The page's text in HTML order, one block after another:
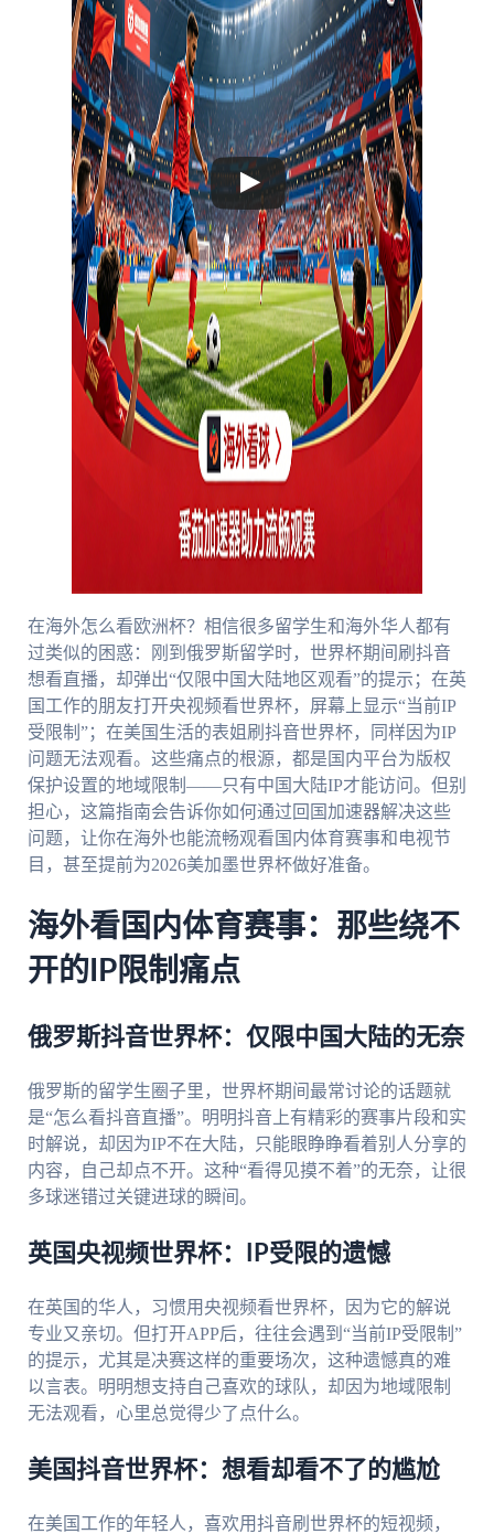
在海外怎么看欧洲杯？相信很多留学生和海外华人都有
过类似的困惑：刚到俄罗斯留学时，世界杯期间刷抖音
想看直播，却弹出“仅限中国大陆地区观看”的提示；在英
国工作的朋友打开央视频看世界杯，屏幕上显示“当前IP
受限制”；在美国生活的表姐刷抖音世界杯，同样因为IP
问题无法观看。这些痛点的根源，都是国内平台为版权
保护设置的地域限制——只有中国大陆IP才能访问。但别
担心，这篇指南会告诉你如何通过回国加速器解决这些
问题，让你在海外也能流畅观看国内体育赛事和电视节
目，甚至提前为2026美加墨世界杯做好准备。
海外看国内体育赛事：那些绕不
开的IP限制痛点
俄罗斯抖音世界杯：仅限中国大陆的无奈
俄罗斯的留学生圈子里，世界杯期间最常讨论的话题就
是“怎么看抖音直播”。明明抖音上有精彩的赛事片段和实
时解说，却因为IP不在大陆，只能眼睁睁看着别人分享的
内容，自己却点不开。这种“看得见摸不着”的无奈，让很
多球迷错过关键进球的瞬间。
英国央视频世界杯：IP受限的遗憾
在英国的华人，习惯用央视频看世界杯，因为它的解说
专业又亲切。但打开APP后，往往会遇到“当前IP受限制”
的提示，尤其是决赛这样的重要场次，这种遗憾真的难
以言表。明明想支持自己喜欢的球队，却因为地域限制
无法观看，心里总觉得少了点什么。
美国抖音世界杯：想看却看不了的尴尬
在美国工作的年轻人，喜欢用抖音刷世界杯的短视频，